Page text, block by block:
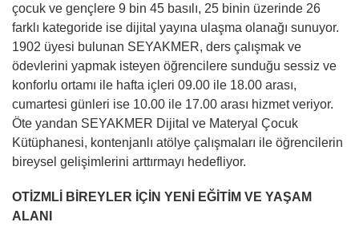
çocuk ve gençlere 9 bin 45 basılı, 25 binin üzerinde 26
farklı kategoride ise dijital yayına ulaşma olanağı sunuyor.
1902 üyesi bulunan SEYAKMER, ders çalışmak ve
ödevlerini yapmak isteyen öğrencilere sunduğu sessiz ve
konforlu ortamı ile hafta içleri 09.00 ile 18.00 arası,
cumartesi günleri ise 10.00 ile 17.00 arası hizmet veriyor.
Öte yandan SEYAKMER Dijital ve Materyal Çocuk
Kütüphanesi, kontenjanlı atölye çalışmaları ile öğrencilerin
bireysel gelişimlerini arttırmayı hedefliyor.
OTİZMLİ BİREYLER İÇİN YENİ EĞİTİM VE YAŞAM
ALANI